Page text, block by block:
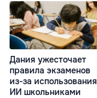
Дания ужесточает
правила экзаменов
из-за использования
ИИ школьниками